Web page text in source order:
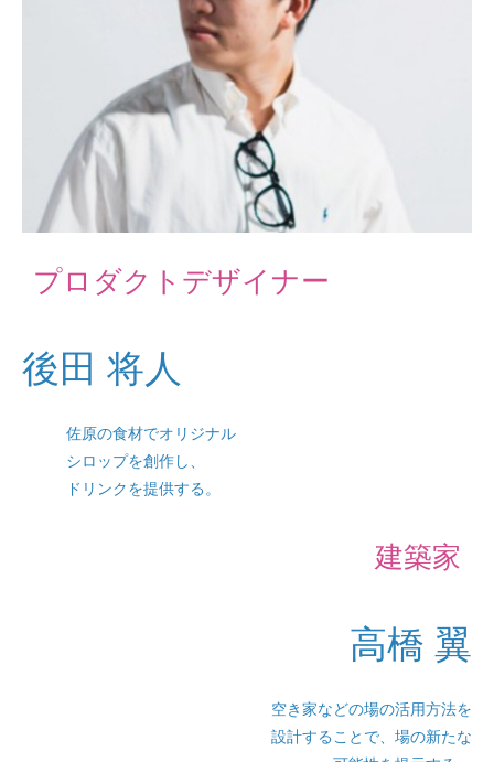
プロダクトデザイナー
後田 将人
佐原の食材でオリジナル
シロップを創作し、
ドリンクを提供する。
建築家
高橋 翼
空き家などの場の活用方法を
設計することで、場の新たな